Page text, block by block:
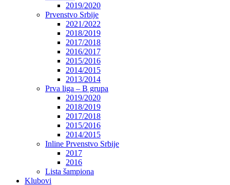
2019/2020
Prvenstvo Srbije
2021/2022
2018/2019
2017/2018
2016/2017
2015/2016
2014/2015
2013/2014
Prva liga – B grupa
2019/2020
2018/2019
2017/2018
2015/2016
2014/2015
Inline Prvenstvo Srbije
2017
2016
Lista šampiona
Klubovi